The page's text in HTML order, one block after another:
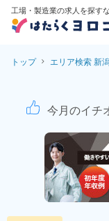
工場・製造業の求人を探す
トップ エリア検索 新
半導体
今月のイチ